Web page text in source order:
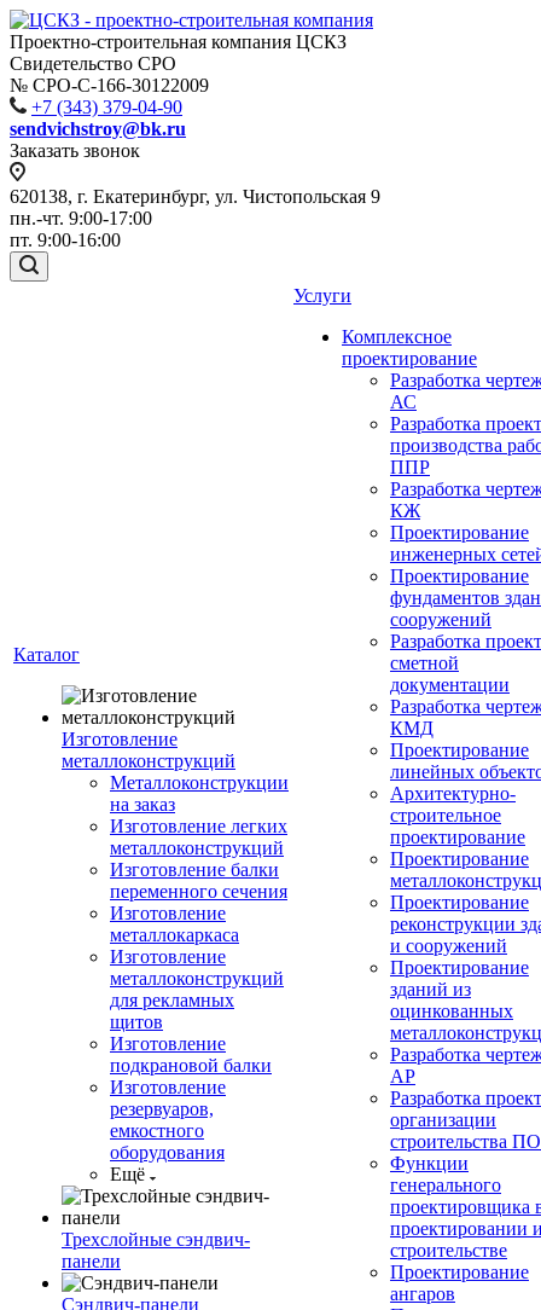
Проектно-строительная компания ЦСКЗ
Свидетельство СРО
№ СРО-С-166-30122009
+7 (343) 379-04-90
sendvichstroy@bk.ru
Заказать звонок
620138, г. Екатеринбург, ул. Чистопольская 9
пн.-чт. 9:00-17:00
пт. 9:00-16:00
Каталог
Изготовление
металлоконструкций
Металлоконструкции
на заказ
Изготовление легких
металлоконструкций
Изготовление балки
переменного сечения
Изготовление
металлокаркаса
Изготовление
металлоконструкций
для рекламных
щитов
Изготовление
подкрановой балки
Изготовление
резервуаров,
емкостного
оборудования
Ещё
Трехслойные сэндвич-
панели
Сэндвич-панели
Услуги
Комплексное
проектирование
Разработка
АС
Разработка
производства
ППР
Разработка
КЖ
Проектирование
инженерных
Проектирование
фундаментов
сооружений
Разработка
сметной
документации
Разработка
КМД
Проектирование
линейных
Архитектурно-
строительное
проектирование
Проектирование
Проектирование
реконструкции
и сооружений
Проектирование
зданий из
оцинкованных
Разработка
АР
Разработка
организации
строительства
Функции
генерального
проектировщика
проектировании
строительстве
Проектирование
ангаров